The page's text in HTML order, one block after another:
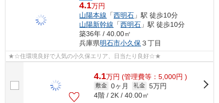
4.1万円
山陽本線 「西明石 」駅 徒歩10分
山陽新幹線 「西明石 」駅 徒歩10分
築36年 / 40.00㎡
兵庫県明石市小久保３丁目
★☆住環境良好で人気の小久保エリア、日当たり良好☆★
4.1万円 (管理費等：5,000円 )
敷金 0ヶ月 礼金 5万円
4階 / 2K / 40.00㎡